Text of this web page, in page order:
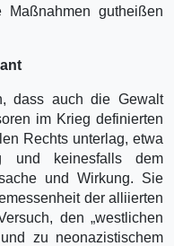
gutheißen
dass auch die Gewalt
im Krieg definierten
Rechts unterlag, etwa
und keinesfalls dem
und Wirkung. Sie
der alliierten
den „westlichen
zu neonazistischem